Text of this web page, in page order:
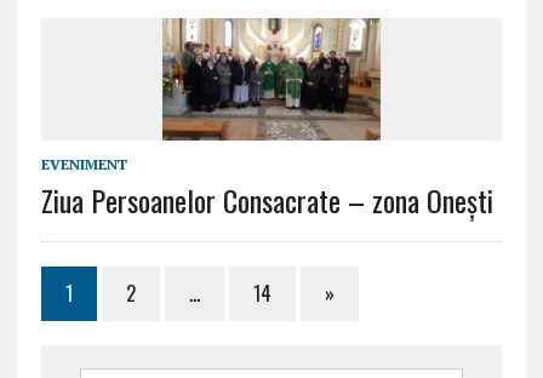
EVENIMENT
Ziua Persoanelor Consacrate – zona Oneşti
1 2 … 14 »